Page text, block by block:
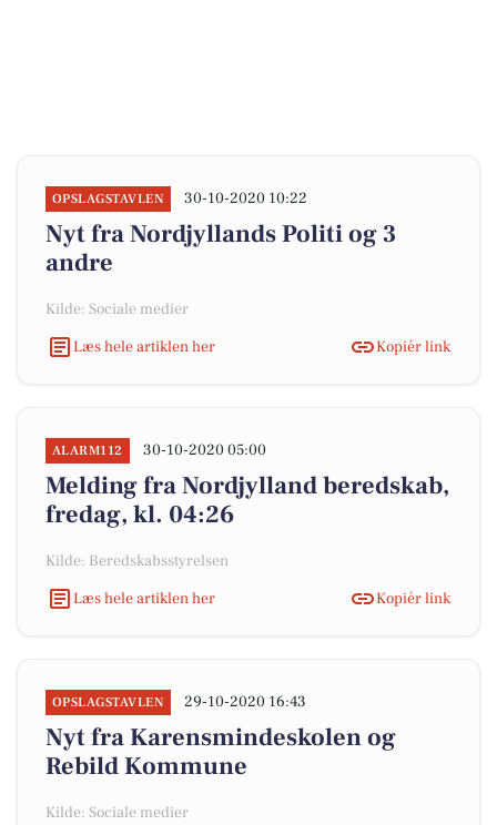
OPSLAGSTAVLEN 30-10-2020 10:22
Nyt fra Nordjyllands Politi og 3
andre
Kilde: Sociale medier
Læs hele artiklen her
Kopiér link
ALARM112 30-10-2020 05:00
Melding fra Nordjylland beredskab,
fredag, kl. 04:26
Kilde: Beredskabsstyrelsen
Læs hele artiklen her
Kopiér link
OPSLAGSTAVLEN 29-10-2020 16:43
Nyt fra Karensmindeskolen og
Rebild Kommune
Kilde: Sociale medier